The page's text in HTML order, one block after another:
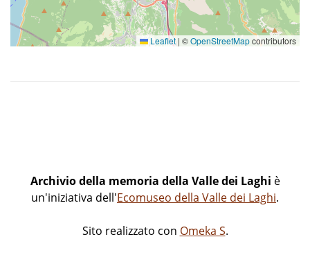
Leaflet | ©OpenStreetMapcontributors
Archivio della memoria della Valle dei Laghi è
un'iniziativa dell'Ecomuseo della Valle dei Laghi.
Sito realizzato con Omeka S.